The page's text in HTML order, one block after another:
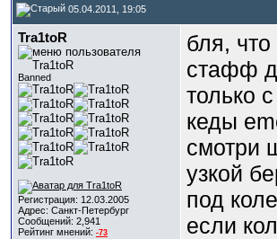
05.04.2011, 19:05
Tra1toR
Banned
Регистрация: 12.03.2005
Адрес: Cанкт-Петербург
Сообщений: 2,941
Рейтинг мнений: -73
бля,
стафф
только
кеды
смотри
узкой
под
если